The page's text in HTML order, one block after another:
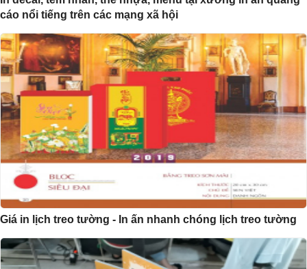
cáo nổi tiếng trên các mạng xã hội
Giá in lịch treo tường - In ấn nhanh chóng lịch treo tường